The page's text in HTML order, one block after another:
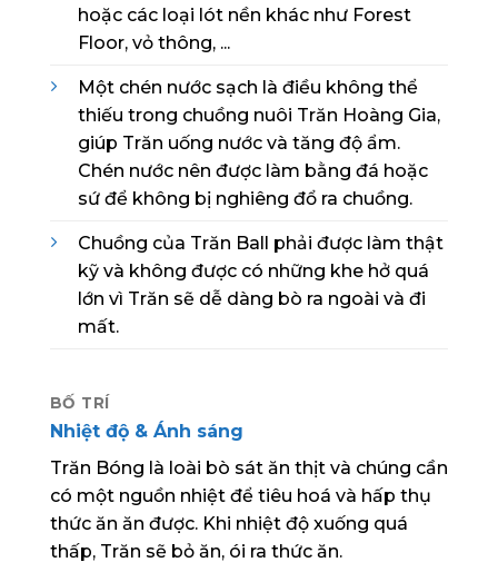
hoặc các loại lót nền khác như Forest
Floor, vỏ thông, ...
Một chén nước sạch là điều không thể
thiếu trong chuồng nuôi Trăn Hoàng Gia,
giúp Trăn uống nước và tăng độ ẩm.
Chén nước nên được làm bằng đá hoặc
sứ để không bị nghiêng đổ ra chuồng.
Chuồng của Trăn Ball phải được làm thật
kỹ và không được có những khe hở quá
lớn vì Trăn sẽ dễ dàng bò ra ngoài và đi
mất.
BỐ TRÍ
Nhiệt độ & Ánh sáng
Trăn Bóng là loài bò sát ăn thịt và chúng cần
có một nguồn nhiệt để tiêu hoá và hấp thụ
thức ăn ăn được. Khi nhiệt độ xuống quá
thấp, Trăn sẽ bỏ ăn, ói ra thức ăn.